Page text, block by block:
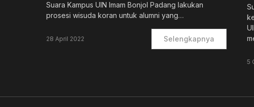
Suara Kampus UIN Imam Bonjol Padang lakukan
prosesi wisuda koran untuk alumni yang…
28 April 2022 Selengkapnya
5